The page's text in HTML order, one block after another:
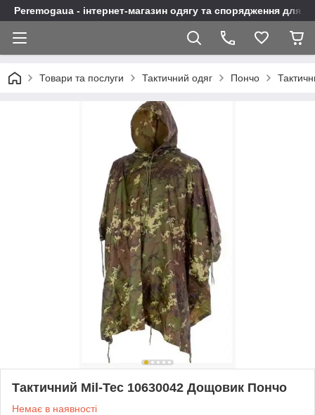
Peremogaua - інтернет-магазин одягу та спорядження для
Товари та послуги Тактичний одяг Пончо
Тактичний Mil-Tec 10630042 Дощовик Пончо
Немає в наявності